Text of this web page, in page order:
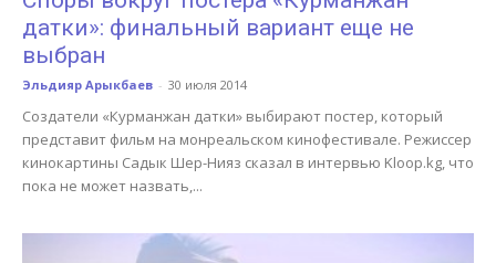
датки»: финальный вариант еще не
выбран
Эльдияр Арыкбаев - 30 июля 2014
Создатели «Курманжан датки» выбирают постер, который
представит фильм на монреальском кинофестивале. Режиссер
кинокартины Садык Шер-Нияз сказал в интервью Kloop.kg, что
пока не может назвать,...